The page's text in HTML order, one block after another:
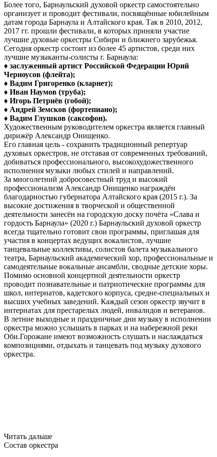
Более того, Барнаульский духовой оркестр самостоятельно
организует и проводит фестивали, посвящённые юбилейным
датам города Барнаула и Алтайского края. Так в 2010, 2012,
2017 гг. прошли фестивали, в которых приняли участие
лучшие духовые оркестры Сибири и ближнего зарубежья.
Сегодня оркестр состоит из более 45 артистов, среди них
лучшие музыканты-солисты г. Барнаула:
♦ заслуженный артист Российской Федерации Юрий
Черноусов (флейта);
♦ Вадим Григоренко (кларнет);
♦ Иван Наумов (труба);
♦ Игорь Петриёв (гобой);
♦ Андрей Земсков (фортепиано);
♦ Вадим Глушков (саксофон).
Художественным руководителем оркестра является главный
дирижёр Александр Онищенко.
Его главная цель - сохранить традиционный репертуар
духовых оркестров, не отставая от современных требований,
добиваться профессионального, высокохудожественного
исполнения музыки любых стилей и направлений.
За многолетний добросовестный труд и высокий
профессионализм Александр Онищенко награждён
благодарностью губернатора Алтайского края (2015 г.). За
высокие достижения в творческой и общественной
деятельности занесён на городскую доску почёта «Слава и
гордость Барнаула» (2020 г.) Барнаульский духовой оркестр
всегда тщательно готовит свои программы, приглашая для
участия в концертах ведущих вокалистов, лучшие
танцевальные коллективы, солистов балета музыкального
театра, Барнаульский академический хор, профессиональные и
самодеятельные вокальные ансамбли, сводные детские хоры.
Помимо основной концертной деятельности оркестр
проводит познавательные и патриотические программы для
школ, интернатов, кадетского корпуса, средне-специальных и
высших учебных заведений. Каждый сезон оркестр звучит в
интернатах для престарелых людей, инвалидов и ветеранов.
В летние выходные и праздничные дни музыку в исполнении
оркестра можно услышать в парках и на набережной реки
Оби.Горожане имеют возможность слушать и наслаждаться
композициями, отдыхать и танцевать под музыку духового
оркестра.
Читать дальше
Состав оркестра